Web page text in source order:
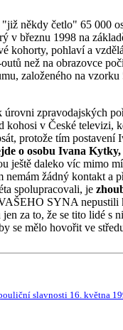
někdy četlo" 65 000
v březnu 1998 na
kohorty, pohlaví a
než na obrazovce
založeného na vzorku
úrovni zpravodajských
kohosi v České televizi,
protože tím postavení
o osobu Ivana
ještě daleko víc mimo
žádný kontakt a
spolupracovali, je
SYNA nepustili
jen za to, že se tito
mělo hovořit ve
slavnosti 16. května